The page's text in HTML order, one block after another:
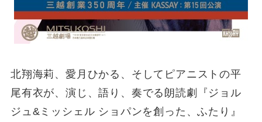
北翔海莉、愛月ひかる、そしてピアニストの平
尾有衣が、演じ、語り、奏でる朗読劇『ジョル
ジュ&ミッシェル ショパンを創った、ふたり』